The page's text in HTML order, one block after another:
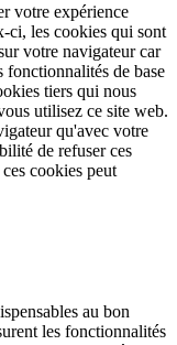
votre expérience
ci, les cookies qui sont
votre navigateur car
fonctionnalités de base
tiers qui nous
utilisez ce site web.
qu'avec votre
de refuser ces
cookies peut
au bon
les fonctionnalités